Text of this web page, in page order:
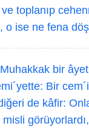
toplanıp
o ise ne fena
Muhakkak bir
Bir
de kâfir: